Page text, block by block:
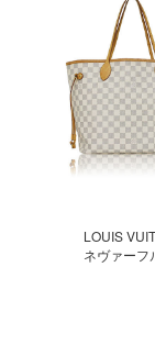
LOUIS
ネヴァーフ